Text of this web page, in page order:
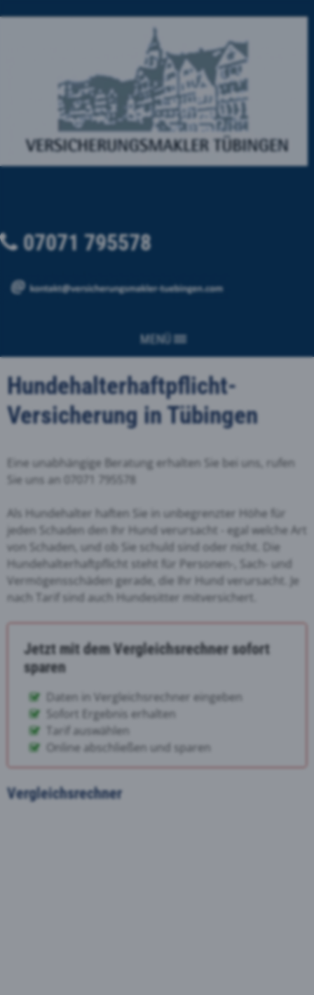
07071 795578
MENÜ
Hundehalterhaftpflicht-
Versicherung in Tübingen
Eine unabhängige Beratung erhalten Sie bei uns, rufen
Sie uns an 07071 795578
Als Hundehalter haften Sie in unbegrenzter Höhe für
jeden Schaden den Ihr Hund verursacht - egal welche Art
von Schaden, und ob Sie schuld sind oder nicht. Die
Hundehalterhaftpflicht steht für Personen-, Sach- und
Vermögensschäden gerade, die Ihr Hund verursacht. Je
nach Tarif sind auch Hundesitter mitversichert.
Jetzt mit dem Vergleichsrechner sofort
sparen
Daten in Vergleichsrechner eingeben
Sofort Ergebnis erhalten
Tarif auswählen
Online abschließen und sparen
Vergleichsrechner